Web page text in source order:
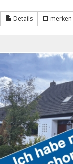
Details merken